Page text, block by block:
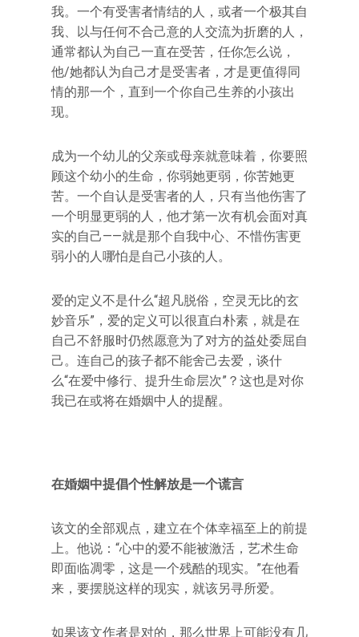
我。一个有受害者情结的人，或者一个极其自
我、以与任何不合己意的人交流为折磨的人，
通常都认为自己一直在受苦，任你怎么说，
他/她都认为自己才是受害者，才是更值得同
情的那一个，直到一个你自己生养的小孩出
现。
成为一个幼儿的父亲或母亲就意味着，你要照
顾这个幼小的生命，你弱她更弱，你苦她更
苦。一个自认是受害者的人，只有当他伤害了
一个明显更弱的人，他才第一次有机会面对真
实的自己——就是那个自我中心、不惜伤害更
弱小的人哪怕是自己小孩的人。
爱的定义不是什么“超凡脱俗，空灵无比的玄
妙音乐”，爱的定义可以很直白朴素，就是在
自己不舒服时仍然愿意为了对方的益处委屈自
己。连自己的孩子都不能舍己去爱，谈什
么“在爱中修行、提升生命层次”？这也是对你
我已在或将在婚姻中人的提醒。
在婚姻中提倡个性解放是一个谎言
该文的全部观点，建立在个体幸福至上的前提
上。他说：“心中的爱不能被激活，艺术生命
即面临凋零，这是一个残酷的现实。”在他看
来，要摆脱这样的现实，就该另寻所爱。
如果该文作者是对的，那么世界上可能没有几